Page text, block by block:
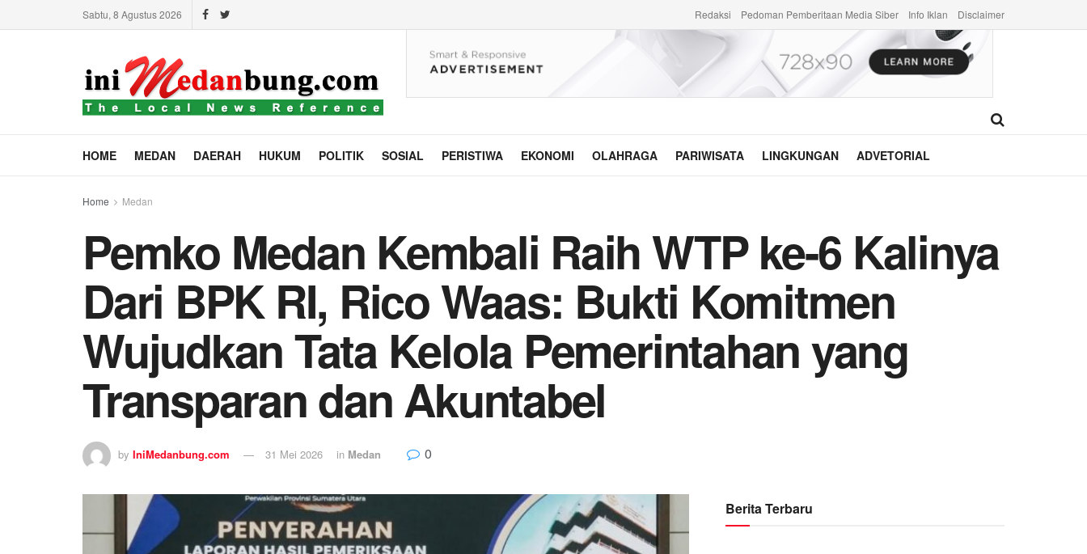
Sabtu, 8 Agustus 2026 Redaksi Pedoman Pemberitaan Media Siber Info Iklan Disclaimer
HOME MEDAN DAERAH HUKUM POLITIK SOSIAL PERISTIWA EKONOMI OLAHRAGA PARIWISATA LINGKUNGAN ADVETORIAL
Home Medan
Pemko Medan Kembali Raih WTP ke-6 Kalinya
Dari BPK RI, Rico Waas: Bukti Komitmen
Wujudkan Tata Kelola Pemerintahan yang
Transparan dan Akuntabel
by IniMedanbung.com 31 Mei 2026 in Medan 0
Berita Terbaru